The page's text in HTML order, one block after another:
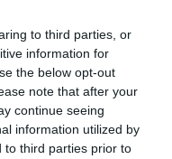
to third parties, or
information for
the below opt-out
note that after your
continue seeing
information utilized by
to third parties prior to